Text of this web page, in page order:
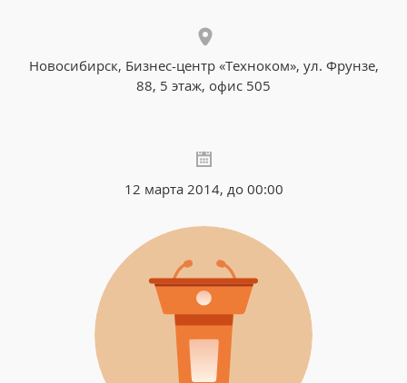
Новосибирск, Бизнес-центр «Техноком», ул. Фрунзе,
88, 5 этаж, офис 505
12 марта 2014, до 00:00